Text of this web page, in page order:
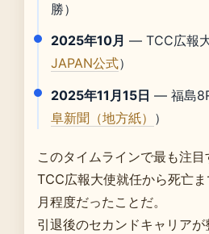
勝）
2025年10月 — TCC広報
JAPAN公式）
2025年11月15日 — 福島
阜新聞（地方紙） ）
このタイムラインで最も注目
TCC広報大使就任から死亡
月程度だったことだ。
引退後のセカンドキャリア